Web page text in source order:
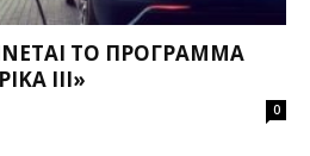
ΤΟ ΠΡΌΓΡΑΜΜΑ
ΙΙΙ»
0